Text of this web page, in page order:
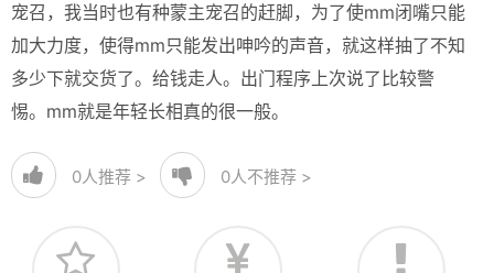
宠召，我当时也有种蒙主宠召的赶脚，为了使mm闭嘴只能
加大力度，使得mm只能发出呻吟的声音，就这样抽了不知
多少下就交货了。给钱走人。出门程序上次说了比较警
惕。mm就是年轻长相真的很一般。
0人推荐 > 0人不推荐 >